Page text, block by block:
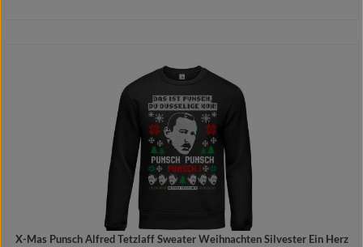
Details
X-Mas Punsch Alfred Tetzlaff Sweater Weihnachten Silvester Ein Herz